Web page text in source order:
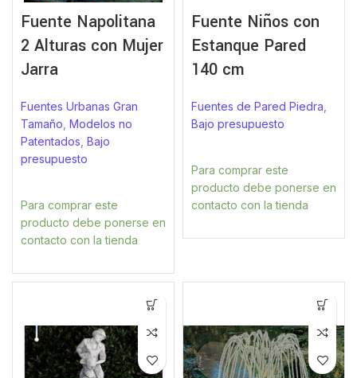
Fuente Napolitana
2 Alturas con Mujer
Jarra
Fuentes Urbanas Gran
Tamaño Modelos no
Patentados Bajo
presupuesto
Para comprar este
producto debe ponerse en
contacto con la tienda
Fuente Niños con
Estanque Pared
140 cm
Fuentes de Pared Piedra
Bajo presupuesto
Para comprar este
producto debe ponerse en
contacto con la tienda